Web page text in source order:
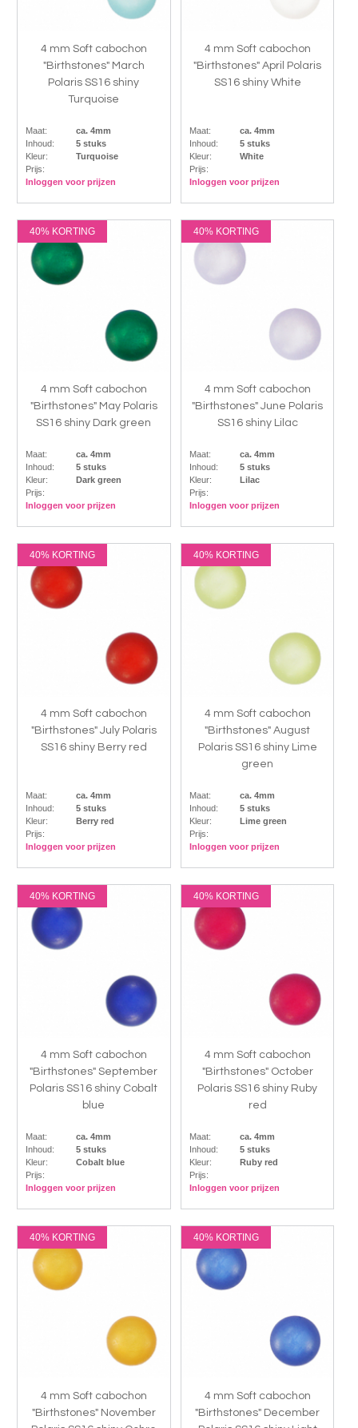
4 mm Soft cabochon
"Birthstones" March
Polaris SS16 shiny
Turquoise
Maat:
ca. 4mm
Inhoud:
5 stuks
Kleur:
Turquoise
Prijs:
Inloggen voor prijzen
4 mm Soft cabochon
"Birthstones" April Polaris
SS16 shiny White
Maat:
ca. 4mm
Inhoud:
5 stuks
Kleur:
White
Prijs:
Inloggen voor prijzen
40% KORTING
4 mm Soft cabochon
"Birthstones" May Polaris
SS16 shiny Dark green
Maat:
ca. 4mm
Inhoud:
5 stuks
Kleur:
Dark green
Prijs:
Inloggen voor prijzen
40% KORTING
4 mm Soft cabochon
"Birthstones" June Polaris
SS16 shiny Lilac
Maat:
ca. 4mm
Inhoud:
5 stuks
Kleur:
Lilac
Prijs:
Inloggen voor prijzen
40% KORTING
4 mm Soft cabochon
"Birthstones" July Polaris
SS16 shiny Berry red
Maat:
ca. 4mm
Inhoud:
5 stuks
Kleur:
Berry red
Prijs:
Inloggen voor prijzen
40% KORTING
4 mm Soft cabochon
"Birthstones" August
Polaris SS16 shiny Lime
green
Maat:
ca. 4mm
Inhoud:
5 stuks
Kleur:
Lime green
Prijs:
Inloggen voor prijzen
40% KORTING
4 mm Soft cabochon
"Birthstones" September
Polaris SS16 shiny Cobalt
blue
Maat:
ca. 4mm
Inhoud:
5 stuks
Kleur:
Cobalt blue
Prijs:
Inloggen voor prijzen
40% KORTING
4 mm Soft cabochon
"Birthstones" October
Polaris SS16 shiny Ruby
red
Maat:
ca. 4mm
Inhoud:
5 stuks
Kleur:
Ruby red
Prijs:
Inloggen voor prijzen
40% KORTING
4 mm Soft cabochon
"Birthstones" November
40% KORTING
4 mm Soft cabochon
"Birthstones" December